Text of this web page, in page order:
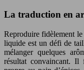
La traduction en
Reproduire fidèlement
liquide est un défi de
mélanger quelques
résultat convaincant.